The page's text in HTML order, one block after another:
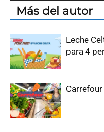
Más del autor
Leche
para 4